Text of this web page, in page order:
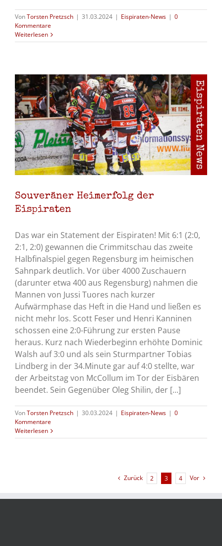
VonTorsten Pretzsch | 31.03.2024 | Eispiraten-News | 0
Kommentare
Weiterlesen
Souveräner Heimerfolg der
Eispiraten
Das war ein Statement der Eispiraten! Mit 6:1 (2:0,
2:1, 2:0) gewannen die Crimmitschau das zweite
Halbfinalspiel gegen Regensburg im heimischen
Sahnpark deutlich. Vor über 4000 Zuschauern
(darunter etwa 400 aus Regensburg) nahmen die
Mannen von Jussi Tuores nach kurzer
Aufwärmphase das Heft in die Hand und ließen es
nicht mehr los. Scott Feser und Henri Kanninen
schossen eine 2:0-Führung zur ersten Pause
heraus. Kurz nach Wiederbeginn erhöhte Dominic
Walsh auf 3:0 und als sein Sturmpartner Tobias
Lindberg in der 34.Minute gar auf 4:0 stellte, war
der Arbeitstag von McCollum im Tor der Eisbären
beendet. Sein Gegenüber Oleg Shilin, der [...]
VonTorsten Pretzsch | 30.03.2024 | Eispiraten-News | 0
Kommentare
Weiterlesen
Zurück 2 3 4 Vor